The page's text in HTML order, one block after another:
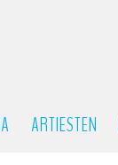
ARTIESTEN